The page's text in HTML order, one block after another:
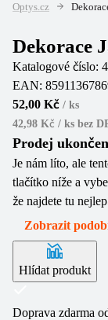
Optys.cz
Dekorace
Katalogové číslo:
EAN:
52,00 Kč / ks
42,98 Kč / ks bez
Prodej ukončen
Je nám líto, ale
tlačítko níže a
že najdete tu
Zobrazit
Hlídat produkt
Doprava zdarma